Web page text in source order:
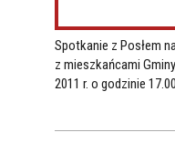
Spotkanie z Posłem
z mieszkańcami
2011 r. o godzinie